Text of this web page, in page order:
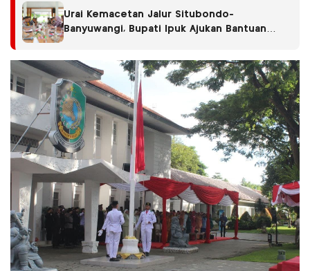
Urai Kemacetan Jalur Situbondo-
Banyuwangi, Bupati Ipuk Ajukan Bantuan